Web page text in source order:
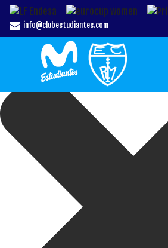
Gestionar el Consentimiento de las Cookies
info@clubestudiantes.com